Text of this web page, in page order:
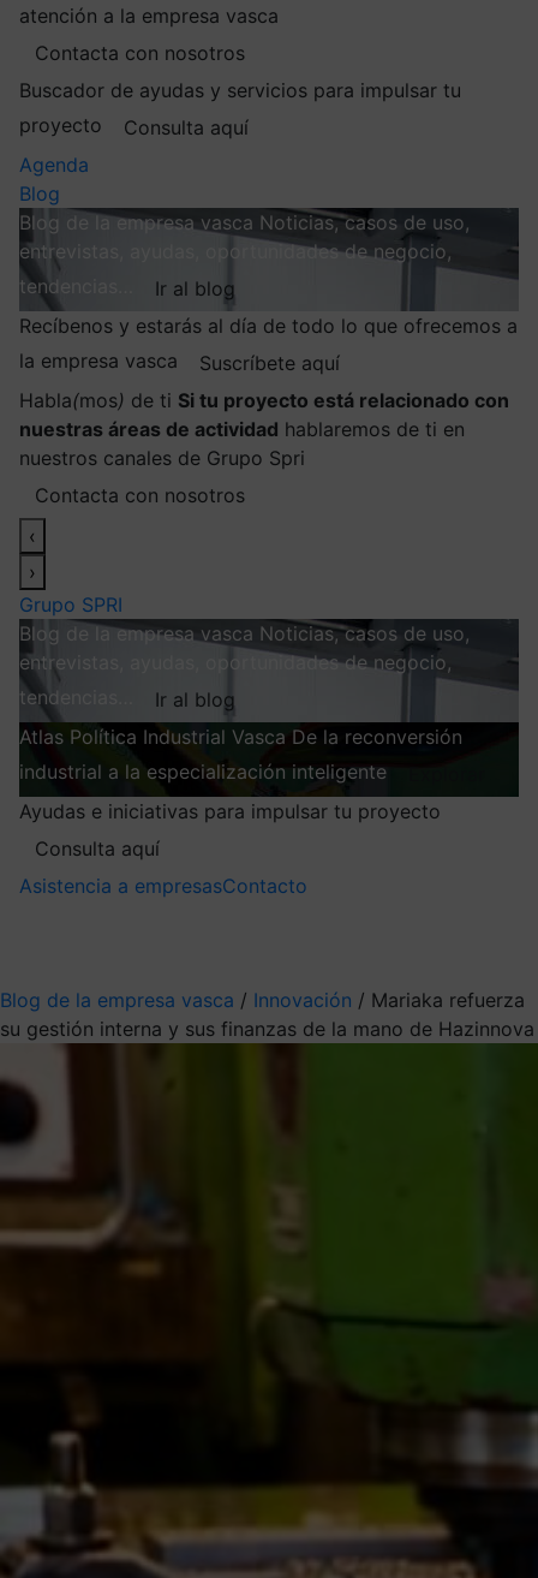
atención a la empresa vasca
Contacta con nosotros
Buscador de ayudas y servicios para impulsar tu
proyecto
Consulta aquí
Agenda
Blog
Blog de la empresa vasca Noticias, casos de uso,
entrevistas, ayudas, oportunidades de negocio,
tendencias…
Ir al blog
Recíbenos y estarás al día de todo lo que ofrecemos a
la empresa vasca
Suscríbete aquí
Habla(mos) de ti Si tu proyecto está relacionado con
nuestras áreas de actividad hablaremos de ti en
nuestros canales de Grupo Spri
Contacta con nosotros
‹
›
Grupo SPRI
Blog de la empresa vasca Noticias, casos de uso,
entrevistas, ayudas, oportunidades de negocio,
tendencias…
Ir al blog
Atlas Política Industrial Vasca De la reconversión
industrial a la especialización inteligente
Ayudas e iniciativas para impulsar tu proyecto
Consulta aquí
Asistencia a empresasContacto
Blog de la empresa vasca / Innovación / Mariaka refuerza
su gestión interna y sus finanzas de la mano de Hazinnova